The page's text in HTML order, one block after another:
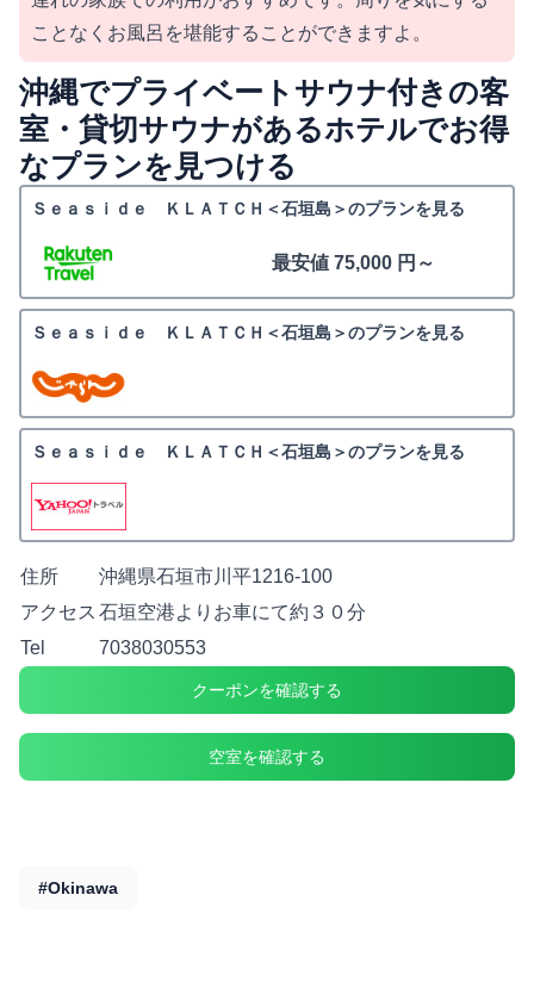
ことなくお風呂を堪能することができますよ。
沖縄でプライベートサウナ付きの客
室・貸切サウナがあるホテルでお得
なプランを見つける
Ｓｅａｓｉｄｅ ＫＬＡＴＣＨ＜石垣島＞のプランを見る
最安値 75,000 円～
Ｓｅａｓｉｄｅ ＫＬＡＴＣＨ＜石垣島＞のプランを見る
Ｓｅａｓｉｄｅ ＫＬＡＴＣＨ＜石垣島＞のプランを見る
住所
沖縄県石垣市川平1216-100
アクセス 石垣空港よりお車にて約３０分
Tel
7038030553
クーポンを確認する
空室を確認する
#Okinawa